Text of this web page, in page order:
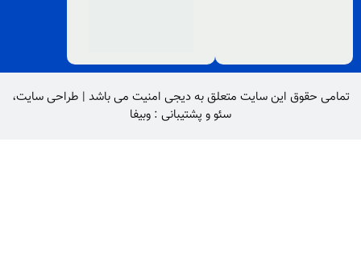
تمامی حقوق این سایت متعلق بهدیجی امنیت می باشد | طراحی سایت،
سئوو پشتیبانی : وبیفا